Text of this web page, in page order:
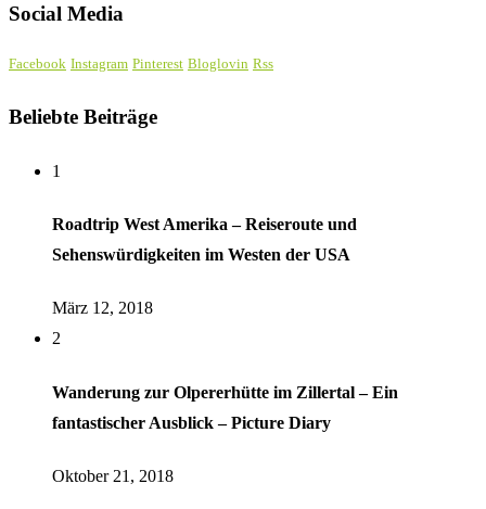
Social Media
Facebook Instagram Pinterest Bloglovin Rss
Beliebte Beiträge
1
Roadtrip West Amerika – Reiseroute und
Sehenswürdigkeiten im Westen der USA
März 12, 2018
2
Wanderung zur Olpererhütte im Zillertal – Ein
fantastischer Ausblick – Picture Diary
Oktober 21, 2018